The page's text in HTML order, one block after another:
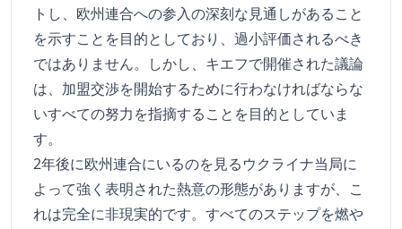
トし、欧州連合への参入の深刻な見通しがあること
を示すことを目的としており、過小評価されるべき
ではありません。しかし、キエフで開催された議論
は、加盟交渉を開始するために行わなければならな
いすべての努力を指摘することを目的としていま
す。
2年後に欧州連合にいるのを見るウクライナ当局に
よって強く表明された熱意の形態がありますが、こ
れは完全に非現実的です。すべてのステップを燃や